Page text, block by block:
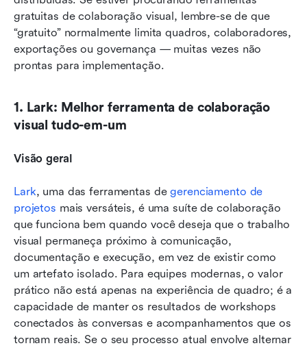
gratuitas de colaboração visual, lembre-se de que
“gratuito” normalmente limita quadros, colaboradores,
exportações ou governança — muitas vezes não
prontas para implementação.
1. Lark: Melhor ferramenta de colaboração
visual tudo-em-um
Visão geral
Lark, uma das ferramentas de gerenciamento de
projetos mais versáteis, é uma suíte de colaboração
que funciona bem quando você deseja que o trabalho
visual permaneça próximo à comunicação,
documentação e execução, em vez de existir como
um artefato isolado. Para equipes modernas, o valor
prático não está apenas na experiência de quadro; é a
capacidade de manter os resultados de workshops
conectados às conversas e acompanhamentos que os
tornam reais. Se o seu processo atual envolve alternar